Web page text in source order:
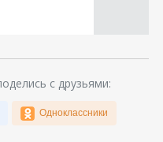
с друзьями:
Одноклассники